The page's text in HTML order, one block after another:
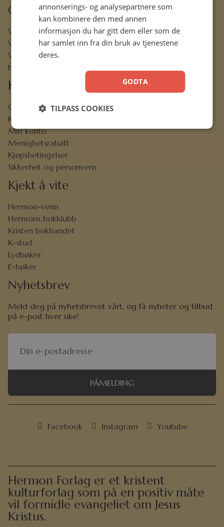
Om oss
Vår visjon
Vår historie
Vårt ansvar
Nettbibel
Kundeservice
Ofte stilte spørsmål
Kontaktskjema
Min konto
Menighetsrabatt
Kjøpsbetingelser
Sikkerhet og personvern
Kjekt å vite
Hermon-venn
Hermons bokklubb
Kristen bokhandel
K-stud
Lydbøker
E-bøker
Nyhetsbrev
Meld deg på nyhetsbrevet vårt, og få nyheter og tilbud
på e-post hver uke!
PÅMELDING
Facebook Instagram Youtube
Hermon Forlag er et kristent
kulturforlag som på en positiv måte
vil formidle evangeliet om Jesus
Kristus.
annonserings- og analysepartnere som
kan kombinere den med annen
informasjon du har gitt dem eller som de
har samlet inn fra din bruk av tjenestene
deres.
GODTA
TILPASS COOKIES